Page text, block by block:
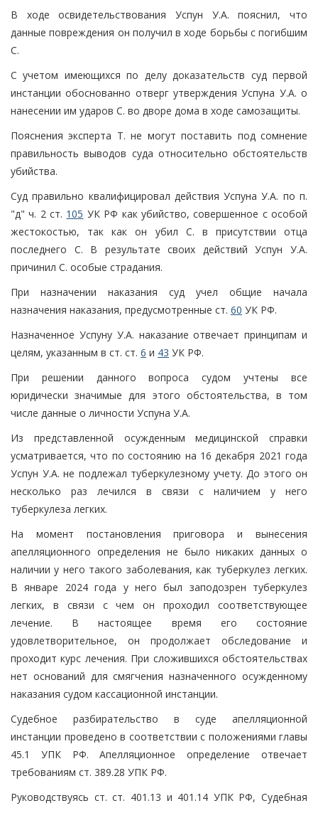
В ходе освидетельствования Успун У.А. пояснил, что
данные повреждения он получил в ходе борьбы с погибшим
С.
С учетом имеющихся по делу доказательств суд первой
инстанции обоснованно отверг утверждения Успуна У.А. о
нанесении им ударов С. во дворе дома в ходе самозащиты.
Пояснения эксперта Т. не могут поставить под сомнение
правильность выводов суда относительно обстоятельств
убийства.
Суд правильно квалифицировал действия Успуна У.А. по п.
"д" ч. 2 ст. 105 УК РФ как убийство, совершенное с особой
жестокостью, так как он убил С. в присутствии отца
последнего С. В результате своих действий Успун У.А.
причинил С. особые страдания.
При назначении наказания суд учел общие начала
назначения наказания, предусмотренные ст. 60 УК РФ.
Назначенное Успуну У.А. наказание отвечает принципам и
целям, указанным в ст. ст. 6 и 43 УК РФ.
При решении данного вопроса судом учтены все
юридически значимые для этого обстоятельства, в том
числе данные о личности Успуна У.А.
Из представленной осужденным медицинской справки
усматривается, что по состоянию на 16 декабря 2021 года
Успун У.А. не подлежал туберкулезному учету. До этого он
несколько раз лечился в связи с наличием у него
туберкулеза легких.
На момент постановления приговора и вынесения
апелляционного определения не было никаких данных о
наличии у него такого заболевания, как туберкулез легких.
В январе 2024 года у него был заподозрен туберкулез
легких, в связи с чем он проходил соответствующее
лечение. В настоящее время его состояние
удовлетворительное, он продолжает обследование и
проходит курс лечения. При сложившихся обстоятельствах
нет оснований для смягчения назначенного осужденному
наказания судом кассационной инстанции.
Судебное разбирательство в суде апелляционной
инстанции проведено в соответствии с положениями главы
45.1 УПК РФ. Апелляционное определение отвечает
требованиям ст. 389.28 УПК РФ.
Руководствуясь ст. ст. 401.13 и 401.14 УПК РФ, Судебная